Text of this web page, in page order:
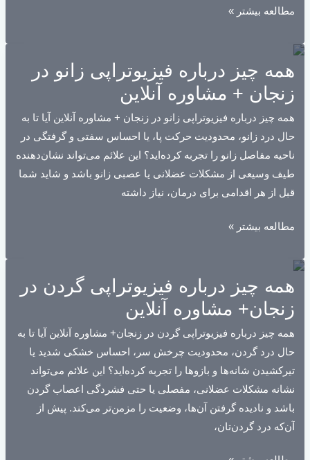
فیزیوتراپی
و
مچ
در
زنجان+
مشاوره
آنلاین
مطالعه بیشتر »
همه چیز درباره فیزیوتراپی زانو در
زنجان + مشاوره آنلاین
همه چیز درباره فیزیوتراپی زانو در زنجان + مشاوره آنلاین آیا تا به
حال درد زانو، محدودیت حرکت پا، یا احساس سفتی و گرفتگی در
ناحیه مفاصل زانو را تجربه کرده‌اید؟ این علائم می‌تواند نشان‌دهنده
طیف وسیعی از مشکلات عضلانی یا عصبی زانو باشد و شاید شما
قبل از هر اقدامی برای درمان، نیاز داشته
همه
درباره
فیزیوتراپی
در
زنجان
+
مشاوره
آنلاین
مطالعه بیشتر »
همه چیز درباره فیزیوتراپی گردن در
زنجان+ مشاوره آنلاین
همه چیز درباره فیزیوتراپی گردن در زنجان+ مشاوره آنلاین آیا تا به
حال درد گردن، محدودیت چرخش سر، احساس خشکی شدید یا
تیرکشیدن شانه‌ها و بازوها را تجربه کرده‌اید؟ این علائم می‌تواند
نشانه مشکلات عضلانی، مفصلی یا حتی فشردگی اعصاب گردن
باشد و نادیده گرفتن آن‌ها، وضعیت را مزمن‌تر می‌کند. پیش از
آن‌که درد گردن‌تان،